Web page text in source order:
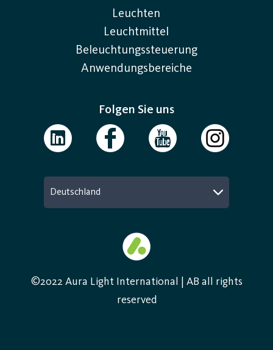
Leuchten
Leuchtmittel
Beleuchtungssteuerung
Anwendungsbereiche
Folgen Sie uns
Deutschland
©2022 Aura Light International | AB all rights
reserved